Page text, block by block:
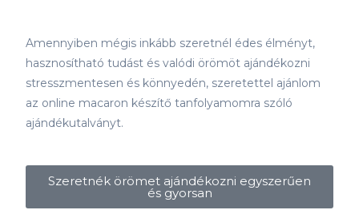
Amennyiben mégis inkább szeretnél édes élményt,
hasznosítható tudást és valódi örömöt ajándékozni
stresszmentesen és könnyedén, szeretettel ajánlom
az online macaron készítő tanfolyamomra szóló
ajándékutalványt.
Szeretnék örömet ajándékozni egyszerűen
és gyorsan